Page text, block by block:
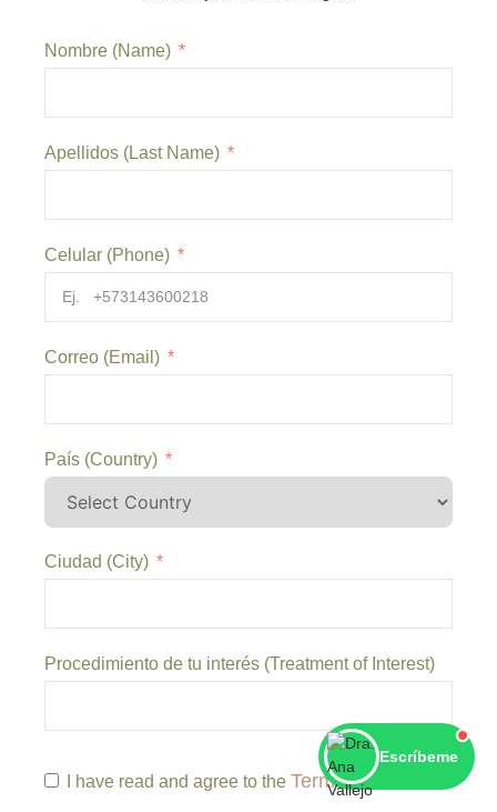
Nombre (Name)
Apellidos (Last Name)
Celular (Phone)
Correo (Email)
País (Country)
Ciudad (City)
Procedimiento de tu interés (Treatment of Interest)
I have read and agree to the Terms and
Escríbeme